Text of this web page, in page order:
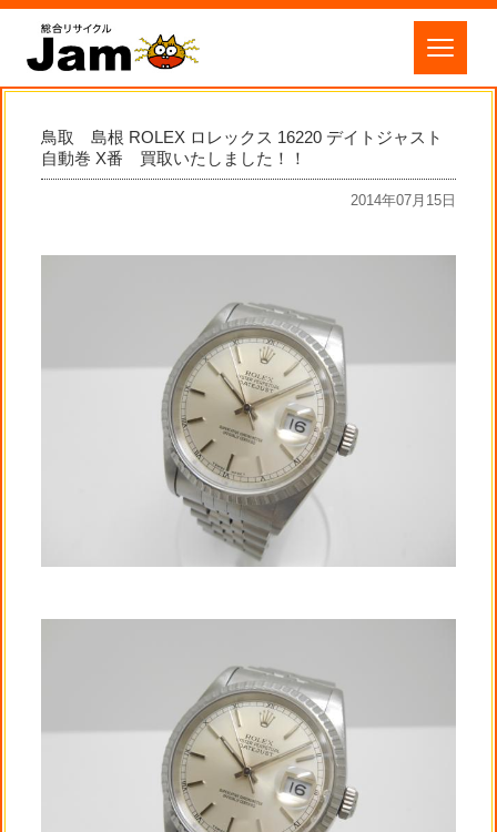
鳥取 島根 ROLEX ロレックス 16220 デイトジャスト
自動巻 X番 買取いたしました！！
2014年07月15日